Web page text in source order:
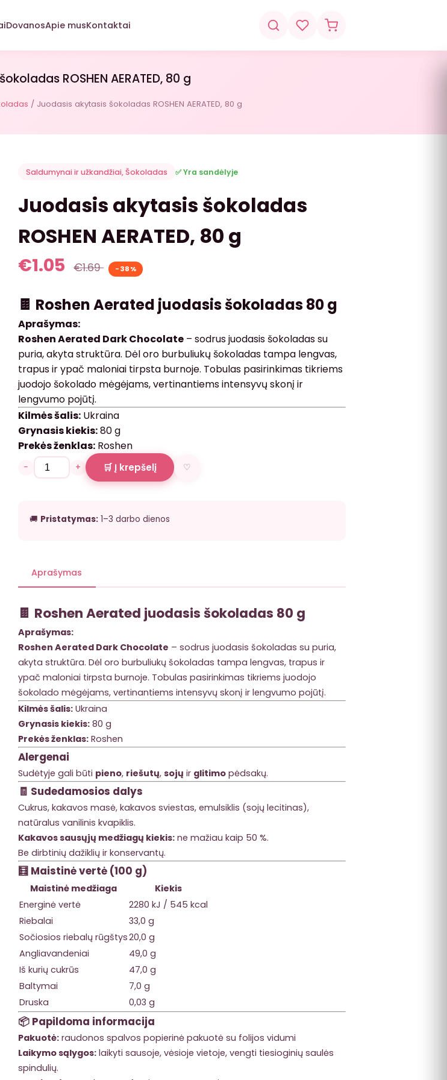
DovanosApie musKontaktai
ROSHEN AERATED, 80 g
/ Juodasis akytasis šokoladas ROSHEN AERATED, 80 g
Saldumynai ir užkandžiai,Šokoladas ✅ Yra sandėlyje
Juodasis akytasis šokoladas
ROSHEN AERATED, 80 g
€1.05 €1.69 -38%
🍫 Roshen Aerated juodasis šokoladas 80 g
Aprašymas:
Roshen Aerated Dark Chocolate – sodrus juodasis šokoladas su
puria, akyta struktūra. Dėl oro burbuliukų šokoladas tampa lengvas,
trapus ir ypač maloniai tirpsta burnoje. Tobulas pasirinkimas tikriems
juodojo šokolado mėgėjams, vertinantiems intensyvų skonį ir
lengvumo pojūtį.
Kilmės šalis: Ukraina
Grynasis kiekis:80 g
Prekės ženklas: Roshen
− + 🛒 Į krepšelį ♡
🚚 Pristatymas: 1–3 darbo dienos
Aprašymas
🍫 Roshen Aerated juodasis šokoladas 80 g
Aprašymas:
Roshen Aerated Dark Chocolate – sodrus juodasis šokoladas su puria,
akyta struktūra. Dėl oro burbuliukų šokoladas tampa lengvas, trapus ir
ypač maloniai tirpsta burnoje. Tobulas pasirinkimas tikriems juodojo
šokolado mėgėjams, vertinantiems intensyvų skonį ir lengvumo pojūtį.
Kilmės šalis: Ukraina
Grynasis kiekis: 80 g
Prekės ženklas: Roshen
Alergenai
Sudėtyje gali būti pieno, riešutų, sojų ir glitimo pėdsakų.
🧾 Sudedamosios dalys
Cukrus, kakavos masė, kakavos sviestas, emulsiklis (sojų lecitinas),
natūralus vanilinis kvapiklis.
Kakavos sausųjų medžiagų kiekis: ne mažiau kaip 50 %.
Be dirbtinių dažiklių ir konservantų.
🧮 Maistinė vertė (100 g)
Maistinė medžiaga
Kiekis
Energinė vertė
2280 kJ / 545 kcal
Riebalai
33,0 g
Sočiosios riebalų rūgštys20,0 g
Angliavandeniai
49,0 g
Iš kurių cukrūs
47,0 g
Baltymai
7,0 g
Druska
0,03 g
📦 Papildoma informacija
Pakuotė: raudonos spalvos popierinė pakuotė su folijos vidumi
Laikymo sąlygos: laikyti sausoje, vėsioje vietoje, vengti tiesioginių saulės
spindulių.